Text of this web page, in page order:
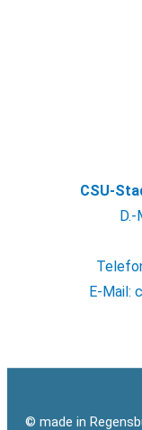
CSU-
E-Mail:
© made in